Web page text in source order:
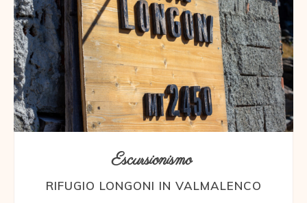
Escursionismo
RIFUGIO LONGONI IN VALMALENCO